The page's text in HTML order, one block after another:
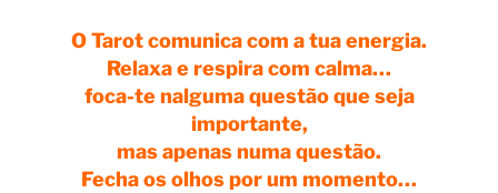
O Tarot comunica com a tua energia.
Relaxa erespira com calma…
foca-te nalguma questão que seja
importante,
mas apenas numa questão.
Fecha os olhos por um momento…